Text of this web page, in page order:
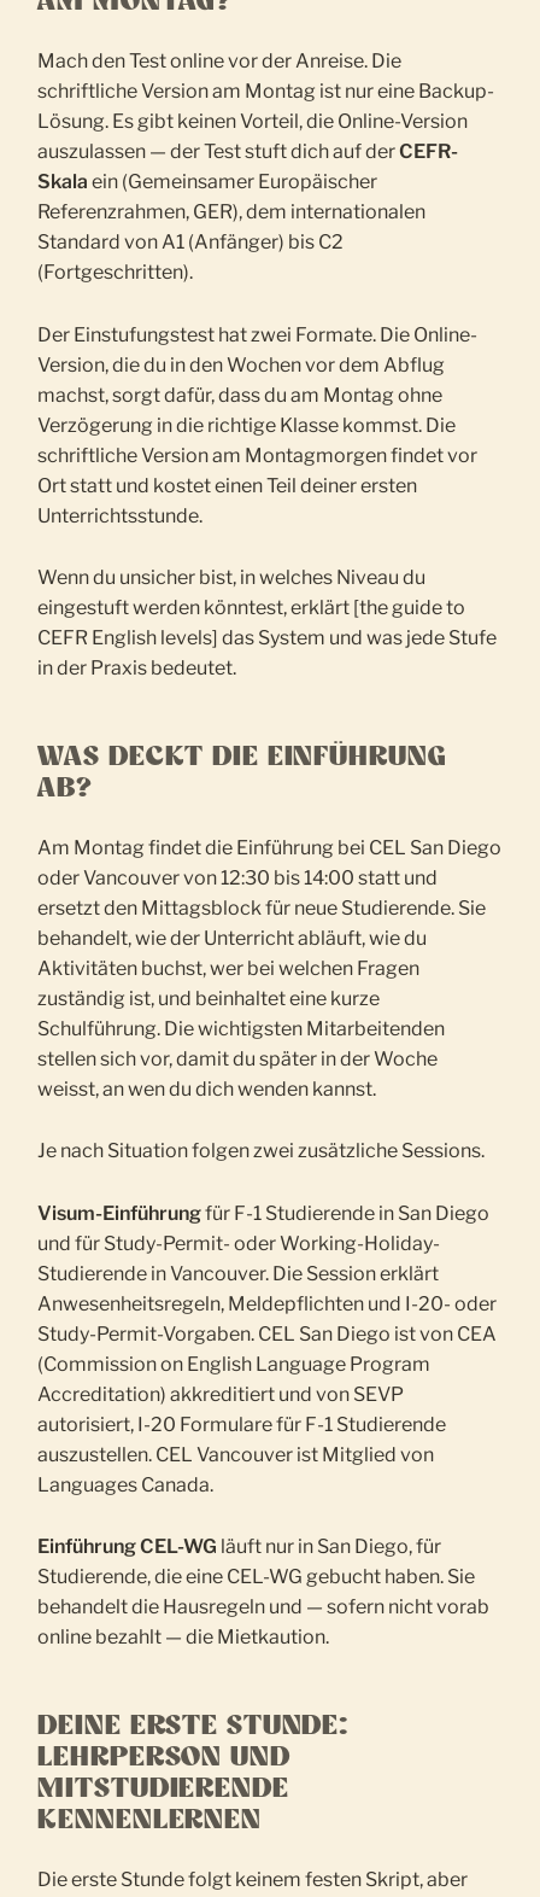
Mach den Test online vor der Anreise. Die
schriftliche Version am Montag ist nur eine Backup-
Lösung. Es gibt keinen Vorteil, die Online-Version
auszulassen — der Test stuft dich auf derCEFR-
Skala ein (Gemeinsamer Europäischer
Referenzrahmen, GER), dem internationalen
Standard von A1 (Anfänger) bis C2
(Fortgeschritten).
Der Einstufungstest hat zwei Formate. Die Online-
Version, die du in den Wochen vor dem Abflug
machst, sorgt dafür, dass du am Montag ohne
Verzögerung in die richtige Klasse kommst. Die
schriftliche Version am Montagmorgen findet vor
Ort statt und kostet einen Teil deiner ersten
Unterrichtsstunde.
Wenn du unsicher bist, in welches Niveau du
eingestuft werden könntest, erklärt [the guide to
CEFR English levels] das System und was jede Stufe
in der Praxis bedeutet.
WAS DECKT DIE EINFÜHRUNG
AB?
Am Montag findet die Einführung bei CEL San Diego
oder Vancouver von 12:30 bis 14:00 statt und
ersetzt den Mittagsblock für neue Studierende. Sie
behandelt, wie der Unterricht abläuft, wie du
Aktivitäten buchst, wer bei welchen Fragen
zuständig ist, und beinhaltet eine kurze
Schulführung. Die wichtigsten Mitarbeitenden
stellen sich vor, damit du später in der Woche
weisst, an wen du dich wenden kannst.
Je nach Situation folgen zwei zusätzliche Sessions.
Visum-Einführungfür F-1 Studierende in San Diego
und für Study-Permit- oder Working-Holiday-
Studierende in Vancouver. Die Session erklärt
Anwesenheitsregeln, Meldepflichten und I-20- oder
Study-Permit-Vorgaben. CEL San Diego ist von CEA
(Commission on English Language Program
Accreditation) akkreditiert und von SEVP
autorisiert, I-20 Formulare für F-1 Studierende
auszustellen. CEL Vancouver ist Mitglied von
Languages Canada.
Einführung CEL-WG läuft nur in San Diego, für
Studierende, die eine CEL-WG gebucht haben. Sie
behandelt die Hausregeln und — sofern nicht vorab
online bezahlt — die Mietkaution.
DEINE ERSTE STUNDE:
LEHRPERSON UND
MITSTUDIERENDE
KENNENLERNEN
Die erste Stunde folgt keinem festen Skript, aber